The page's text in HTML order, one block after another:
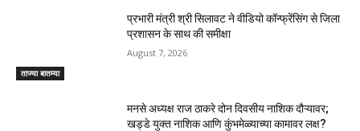
ताज्या बातम्या
प्रभारी मंत्री श्री सिलावट ने वीडियो कॉन्फ्रेंसिंग से जिला
प्रशासन के साथ की समीक्षा
August 7, 2026
मनसे अध्यक्ष राज ठाकरे दोन दिवसीय नाशिक दौऱ्यावर;
खड्डे युक्त नाशिक आणि कुंभमेळ्याच्या कामावर लक्ष?